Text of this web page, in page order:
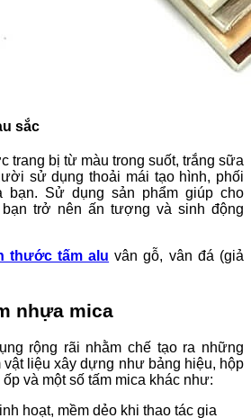
sắc
trang bị từ màu trong suốt, trắng sữa
sử dụng thoải mái tạo hình, phối
bạn. Sử dụng sản phẩm giúp cho
trở nên ấn tượng và sinh động
thước tấm alu vân gỗ, vân đá (giả
nhựa mica
rộng rãi nhằm chế tạo ra những
vật liệu xây dựng như bảng hiệu, hộp
và một số tấm mica khác như:
hoạt, mềm dẻo khi thao tác gia